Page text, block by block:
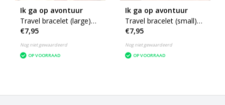
Ik ga op avontuur
Travel bracelet (large)
€7,95
Nog niet gewaardeerd
OP VOORRAAD
Ik ga op avontuur
Travel bracelet (small)
reisbandje icons -
dames
€7,95
Nog niet gewaardeerd
OP VOORRAAD